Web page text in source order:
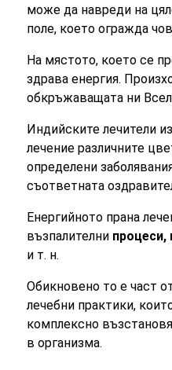
може да навреди на
поле, което огражда
На мястото, което се
здрава енергия.
обкръжаващата ни
Индийските лечители
лечение различните
определени
съответната
Енергийното прана
възпалителни процеси,
и т. н.
Обикновено то е част
лечебни практики,
комплексно
в организма.